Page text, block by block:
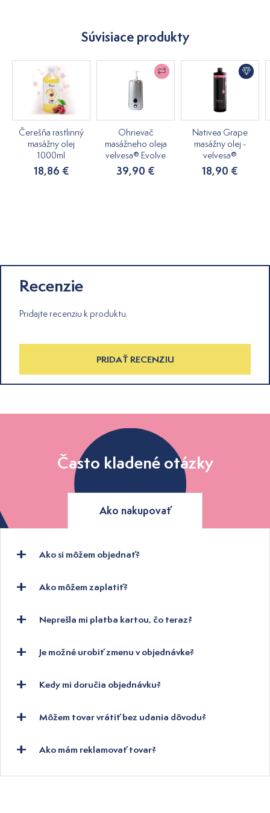
Súvisiace produkty
Čerešňa rastlinný
masážny olej
1000ml
18,86 €
Ohrievač
masážneho oleja
velvesa® Evolve
39,90 €
Nativea Grape
masážny olej -
velvesa®
18,90 €
Recenzie
Pridajte recenziu k produktu.
PRIDAŤ RECENZIU
Často kladené otázky
Ako nakupovať
Ako si môžem objednať?
Ako môžem zaplatiť?
Neprešla mi platba kartou, čo teraz?
Je možné urobiť zmenu v objednávke?
Kedy mi doručia objednávku?
Môžem tovar vrátiť bez udania dôvodu?
Ako mám reklamovať tovar?